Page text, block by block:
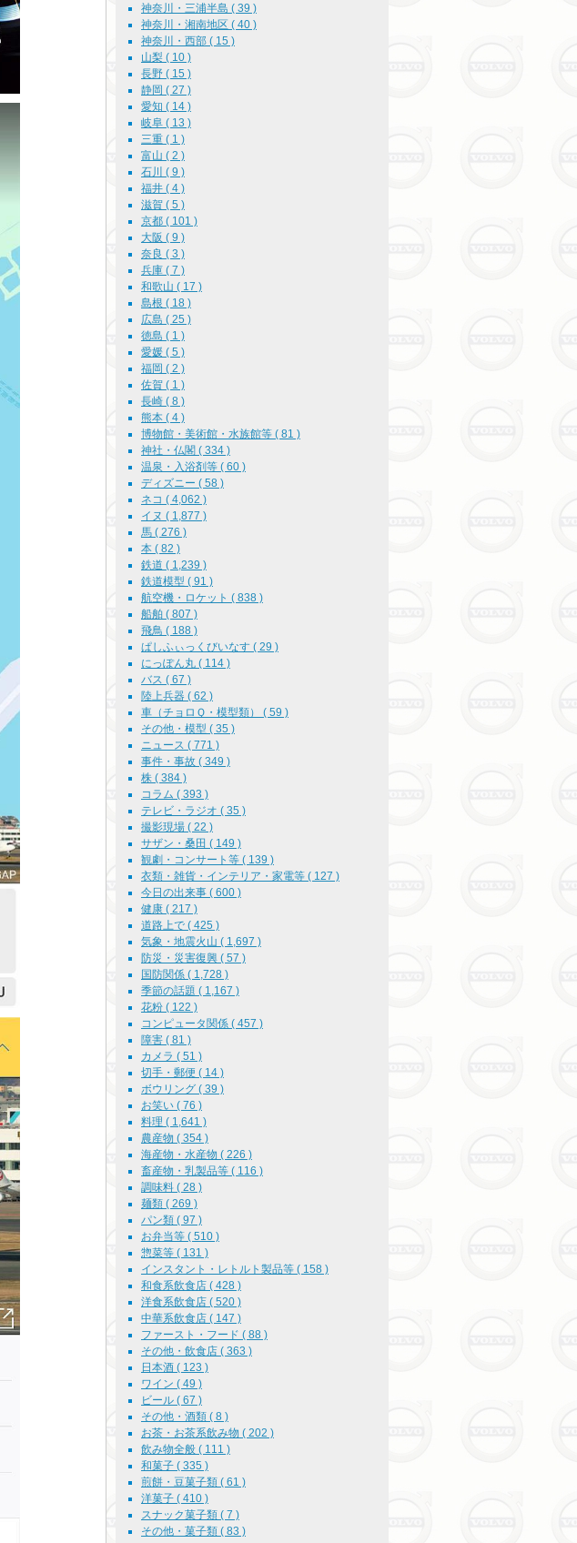
神奈川・三浦半島 ( 39 )
神奈川・湘南地区 ( 40 )
神奈川・西部 ( 15 )
山梨 ( 10 )
長野 ( 15 )
静岡 ( 27 )
愛知 ( 14 )
岐阜 ( 13 )
三重 ( 1 )
富山 ( 2 )
石川 ( 9 )
福井 ( 4 )
滋賀 ( 5 )
京都 ( 101 )
大阪 ( 9 )
奈良 ( 3 )
兵庫 ( 7 )
和歌山 ( 17 )
島根 ( 18 )
広島 ( 25 )
徳島 ( 1 )
愛媛 ( 5 )
福岡 ( 2 )
佐賀 ( 1 )
長崎 ( 8 )
熊本 ( 4 )
博物館・美術館・水族館等 ( 81 )
神社・仏閣 ( 334 )
温泉・入浴剤等 ( 60 )
ディズニー ( 58 )
ネコ ( 4,062 )
イヌ ( 1,877 )
馬 ( 276 )
本 ( 82 )
鉄道 ( 1,239 )
鉄道模型 ( 91 )
航空機・ロケット ( 838 )
船舶 ( 807 )
飛鳥 ( 188 )
ぱしふぃっくびいなす ( 29 )
にっぽん丸 ( 114 )
バス ( 67 )
陸上兵器 ( 62 )
車（チョロＱ・模型類） ( 59 )
その他・模型 ( 35 )
ニュース ( 771 )
事件・事故 ( 349 )
株 ( 384 )
コラム ( 393 )
テレビ・ラジオ ( 35 )
撮影現場 ( 22 )
サザン・桑田 ( 149 )
観劇・コンサート等 ( 139 )
衣類・雑貨・インテリア・家電等 ( 127 )
今日の出来事 ( 600 )
健康 ( 217 )
道路上で ( 425 )
気象・地震火山 ( 1,697 )
防災・災害復興 ( 57 )
国防関係 ( 1,728 )
季節の話題 ( 1,167 )
花粉 ( 122 )
コンピュータ関係 ( 457 )
障害 ( 81 )
カメラ ( 51 )
切手・郵便 ( 14 )
ボウリング ( 39 )
お笑い ( 76 )
料理 ( 1,641 )
農産物 ( 354 )
海産物・水産物 ( 226 )
畜産物・乳製品等 ( 116 )
調味料 ( 28 )
麺類 ( 269 )
パン類 ( 97 )
お弁当等 ( 510 )
惣菜等 ( 131 )
インスタント・レトルト製品等 ( 158 )
和食系飲食店 ( 428 )
洋食系飲食店 ( 520 )
中華系飲食店 ( 147 )
ファースト・フード ( 88 )
その他・飲食店 ( 363 )
日本酒 ( 123 )
ワイン ( 49 )
ビール ( 67 )
その他・酒類 ( 8 )
お茶・お茶系飲み物 ( 202 )
飲み物全般 ( 111 )
和菓子 ( 335 )
煎餅・豆菓子類 ( 61 )
洋菓子 ( 410 )
スナック菓子類 ( 7 )
その他・菓子類 ( 83 )